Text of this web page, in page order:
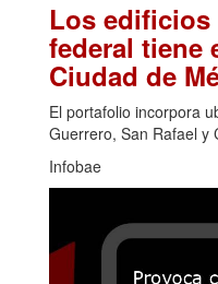
Los
federal tiene
Ciudad de
El portafolio incorpora
Guerrero, San Rafael y
Infobae